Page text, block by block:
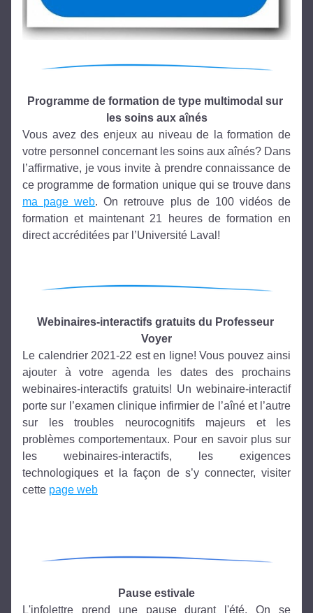
Programme de formation de type multimodal sur
les soins aux aînés
Vous avez des enjeux au niveau de la formation de
votre personnel concernant les soins aux aînés? Dans
l’affirmative, je vous invite à prendre connaissance de
ma page web. On retrouve plus de 100 vidéos de
formation et maintenant 21 heures de formation en
direct accréditées par l’Université Laval!
Webinaires-interactifs gratuits du Professeur
Voyer
Le calendrier 2021-22 est en ligne! Vous pouvez ainsi
ajouter à votre agenda les dates des prochains
webinaires-interactifs gratuits! Un webinaire-interactif
porte sur l’examen clinique infirmier de l’aîné et l’autre
sur les troubles neurocognitifs majeurs et les
problèmes comportementaux. Pour en savoir plus sur
les webinaires-interactifs, les exigences
technologiques et la façon de s’y connecter, visiter
cette page web
Pause estivale
L'infolettre prend une pause durant l'été. On se